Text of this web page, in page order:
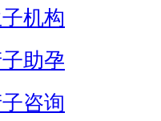
机构
助孕
咨询